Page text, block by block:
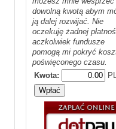
dowolną kwotą abym
ją dalej rozwijać. Nie
oczekuję żadnej
aczkolwiek fundusze
pomogą mi pokryć
poświęconego czasu.
Kwota: